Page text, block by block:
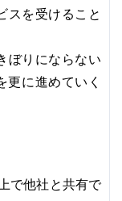
スを受けること
ぼりにならない
更に進めていく
で他社と共有で